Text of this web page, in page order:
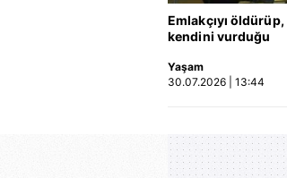
Emlakçıyı öldürüp,
kendini vurduğu
ortaya çıktı | Video
Yaşam
30.07.2026 | 13:44